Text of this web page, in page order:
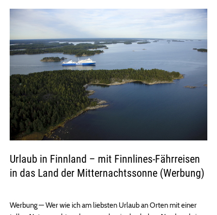
Urlaub in Finnland – mit Finnlines-Fährreisen
in das Land der Mitternachtssonne (Werbung)
Werbung — Wer wie ich am liebsten Urlaub an Orten mit einer